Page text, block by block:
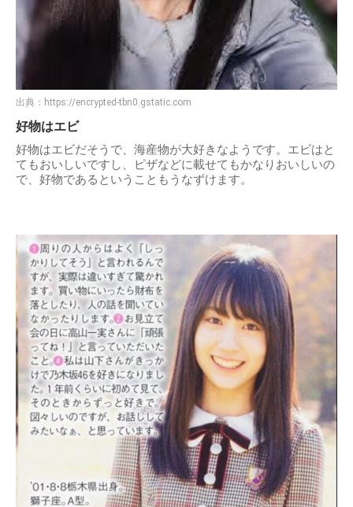
出典： https://encrypted-tbn0.gstatic.com
好物はエビ
好物はエビだそうで、海産物が大好きなようです。エビはと
てもおいしいですし、ピザなどに載せてもかなりおいしいの
で、好物であるということもうなずけます。